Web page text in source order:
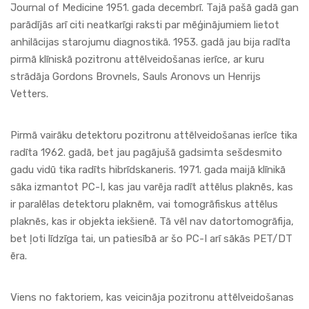
Journal of Medicine 1951. gada decembrī. Tajā pašā gadā gan
parādījās arī citi neatkarīgi raksti par mēģinājumiem lietot
anhilācijas starojumu diagnostikā. 1953. gadā jau bija radīta
pirmā klīniskā pozitronu attēlveidošanas ierīce, ar kuru
strādāja Gordons Brovnels, Sauls Aronovs un Henrijs
Vetters.
Pirmā vairāku detektoru pozitronu attēlveidošanas ierīce tika
radīta 1962. gadā, bet jau pagājušā gadsimta sešdesmito
gadu vidū tika radīts hibrīdskaneris. 1971. gada maijā klīnikā
sāka izmantot PC-I, kas jau varēja radīt attēlus plaknēs, kas
ir paralēlas detektoru plaknēm, vai tomogrāfiskus attēlus
plaknēs, kas ir objekta iekšienē. Tā vēl nav datortomogrāfija,
bet ļoti līdzīga tai, un patiesībā ar šo PC-I arī sākās PET/DT
ēra.
Viens no faktoriem, kas veicināja pozitronu attēlveidošanas